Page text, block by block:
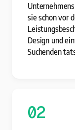
sie schon vor
Design und
Suchenden
02